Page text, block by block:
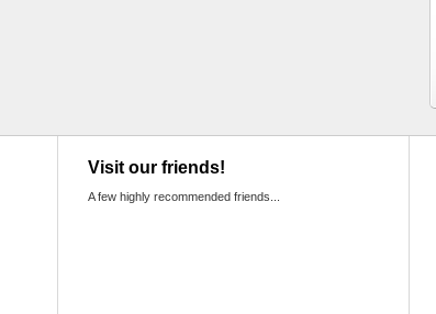
Visit our friends!
A few highly recommended friends...